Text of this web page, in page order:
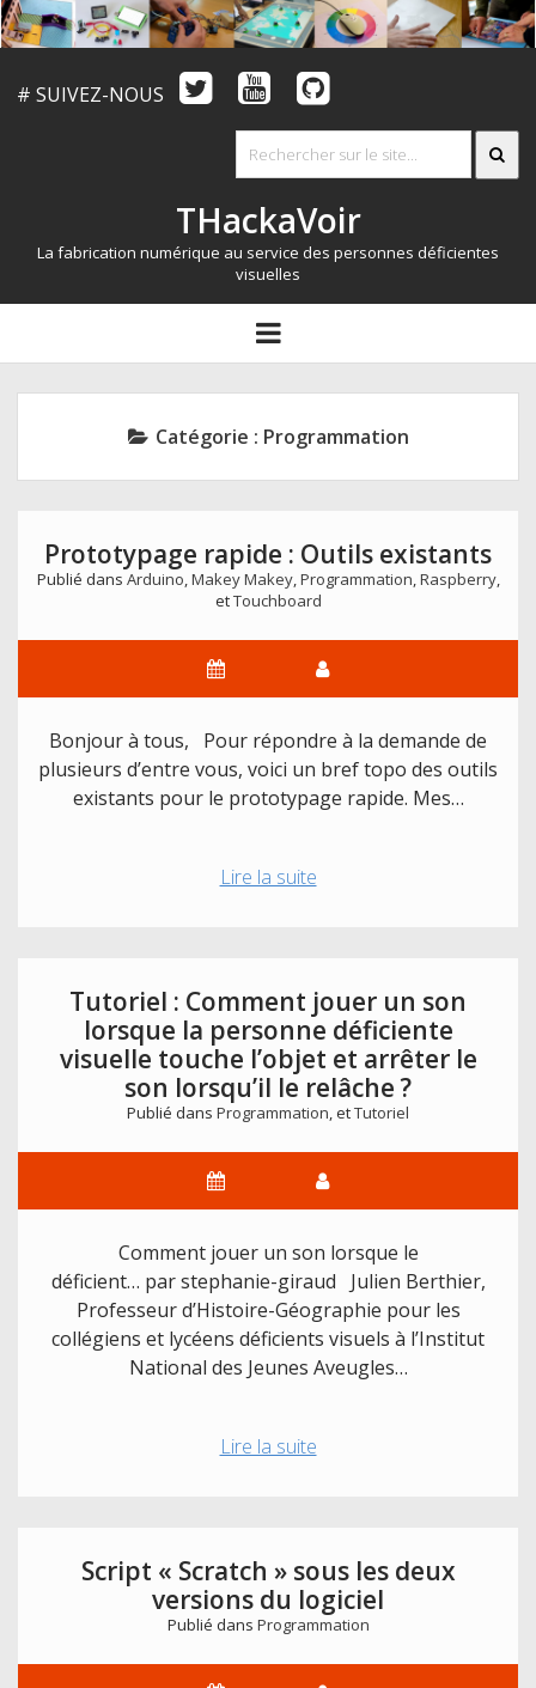
# SUIVEZ-NOUS
THackaVoir
La fabrication numérique au service des personnes déficientes
visuelles
ARTICLES
LE CONCOURS
RESSOURCES
open
menu
Catégorie : Programmation
Prototypage rapide : Outils existants
Publié dans Arduino,Makey Makey,Programmation,Raspberry,
etTouchboard
Bonjour à tous, Pour répondre à la demande de
plusieurs d’entre vous, voici un bref topo des outils
existants pour le prototypage rapide. Mes…
Lire la suitePrototypage
existants
Tutoriel : Comment jouer un son
lorsque la personne déficiente
visuelle touche l’objet et arrêter le
son lorsqu’il le relâche ?
Publié dans Programmation, etTutoriel
Comment jouer un son lorsque le
déficient… par stephanie-giraud Julien Berthier,
Professeur d’Histoire-Géographie pour les
collégiens et lycéens déficients visuels à l’Institut
National des Jeunes Aveugles…
Lire la suiteTutoriel
un
son
lorsque
Script « Scratch » sous les deux
versions du logiciel
Publié dans Programmation